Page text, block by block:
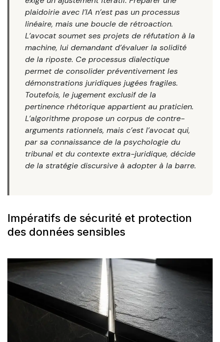
plaidoirie avec l’IA n’est pas un processus
linéaire, mais une boucle de rétroaction.
L’avocat soumet ses projets de réfutation à la
machine, lui demandant d’évaluer la solidité
de la riposte. Ce processus dialectique
permet de consolider préventivement les
démonstrations juridiques jugées fragiles.
Toutefois, le jugement exclusif de la
pertinence rhétorique appartient au praticien.
L’algorithme propose un corpus de contre-
arguments rationnels, mais c’est l’avocat qui,
par sa connaissance de la psychologie du
tribunal et du contexte extra-juridique, décide
de la stratégie discursive à adopter à la barre.
Impératifs de sécurité et protection
des données sensibles